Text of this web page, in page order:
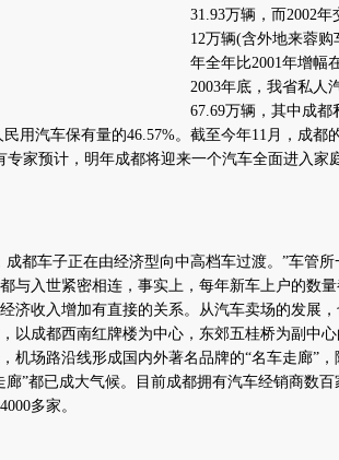
31.93万辆，而2002年
12万辆(含外地来蓉购
年全年比2001年增幅
2003年底，我省私人
67.69万辆，其中成都
用汽车保有量的46.57%。截至今年11月，成都
专家预计，明年成都将迎来一个汽车全面进入家
都车子正在由经济型向中高档车过渡。”车管所
与入世紧密相连，事实上，每年新车上户的数
济收入增加有直接的关系。从汽车卖场的发展，
以成都西南红牌楼为中心，东郊五桂桥为副中
机场路沿线形成国内外著名品牌的“名车走廊”，
”都已成大气候。目前成都拥有汽车经销商数百
多家。